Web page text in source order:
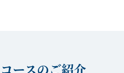
ースのご紹介